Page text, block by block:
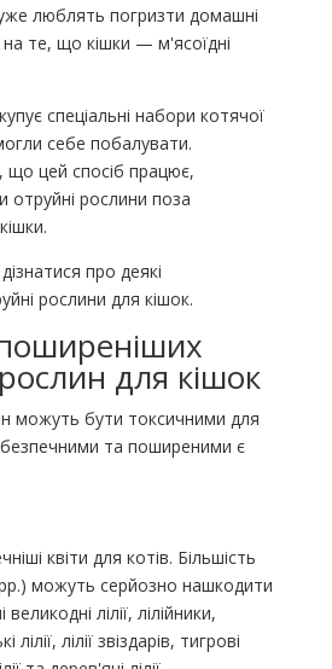
люблять погризти домашні
те, що кішки — м'ясоїдні
спеціальні набори котячої
себе побалувати.
цей спосіб працює,
отруйні рослини поза
про деякі
рослини для кішок.
для кішок
можуть бути токсичними для
та поширеними є
квіти для котів. Більшість
можуть серйозно нашкодити
лілії, лілійники,
лілії, лілії звіздарів, тигрові